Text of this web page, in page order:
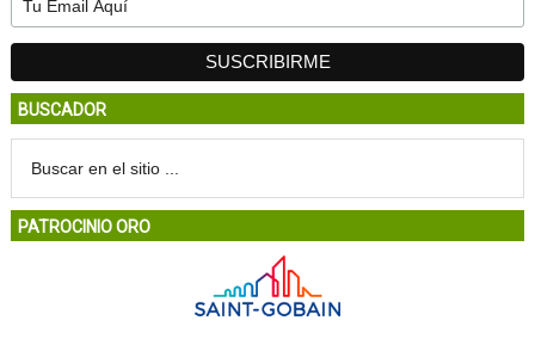
BUSCADOR
PATROCINIO ORO